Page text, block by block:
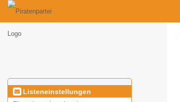
Listeneinstellungen